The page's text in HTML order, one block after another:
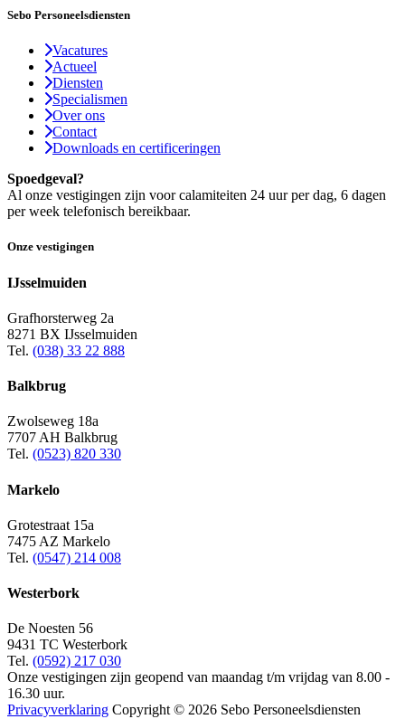
Sebo Personeelsdiensten
Vacatures
Actueel
Diensten
Specialismen
Over ons
Contact
Downloads en certificeringen
Spoedgeval?
Al onze vestigingen zijn voor calamiteiten 24 uur per dag, 6 dagen
per week telefonisch bereikbaar.
Onze vestigingen
IJsselmuiden
Grafhorsterweg 2a
8271 BX IJsselmuiden
Tel. (038) 33 22 888
Balkbrug
Zwolseweg 18a
7707 AH Balkbrug
Tel. (0523) 820 330
Markelo
Grotestraat 15a
7475 AZ Markelo
Tel. (0547) 214 008
Westerbork
De Noesten 56
9431 TC Westerbork
Tel. (0592) 217 030
Onze vestigingen zijn geopend van maandag t/m vrijdag van 8.00 -
16.30 uur.
Privacyverklaring Copyright © 2026 Sebo Personeelsdiensten